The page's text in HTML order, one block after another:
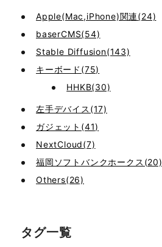
Apple(Mac,iPhone)関連(24)
baserCMS(54)
Stable Diffusion(143)
キーボード(75)
HHKB(30)
左手デバイス(17)
ガジェット(41)
NextCloud(7)
福岡ソフトバンクホークス(20)
Others(26)
タグ一覧